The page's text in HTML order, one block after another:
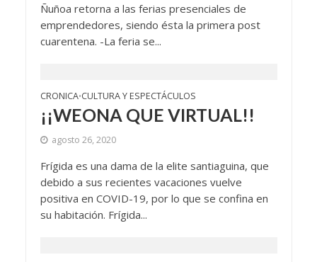
Ñuñoa retorna a las ferias presenciales de
emprendedores, siendo ésta la primera post
cuarentena. -La feria se...
CRONICA•CULTURA Y ESPECTÁCULOS
¡¡WEONA QUE VIRTUAL!!
agosto 26, 2020
Frígida es una dama de la elite santiaguina, que
debido a sus recientes vacaciones vuelve
positiva en COVID-19, por lo que se confina en
su habitación. Frígida...